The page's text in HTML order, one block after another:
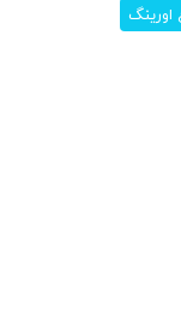
اورینگ